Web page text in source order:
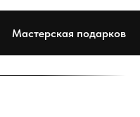
Мастерская подарков